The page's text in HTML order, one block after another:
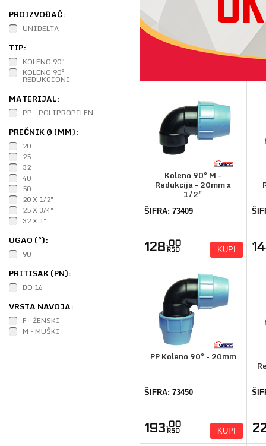
PROIZVOĐAČ:
UNIDELTA
TIP:
KOLENO 90°
KOLENO 90°
REDUKCIONI
MATERIJAL:
PP - POLIPROPILEN
PREČNIK Ø (MM):
20
25
32
40
50
20 X 1/2"
25 X 3/4"
32 X 1"
UGAO (°):
90
PRITISAK (PN):
DO 16
VRSTA NAVOJA:
F - ŽENSKI
M - MUŠKI
Koleno 90° M -
Redukcija - 20mm x
1/2"
ŠIFRA: 73409
128,00
RSD KUPI
PP Koleno 90° - 20mm
ŠIFRA: 73450
193,00
RSD KUPI